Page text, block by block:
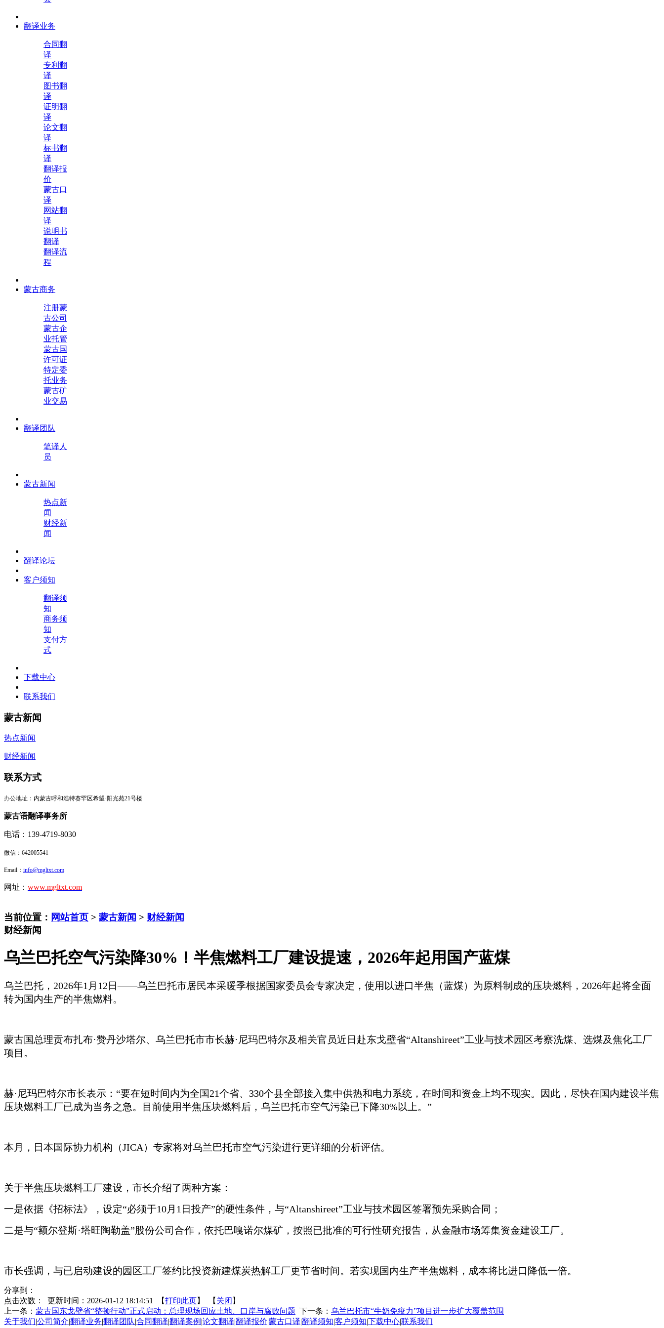
翻译业务
合同翻
译
专利翻
译
图书翻
译
证明翻
译
论文翻
译
标书翻
译
翻译报
价
蒙古口
译
网站翻
译
说明书
翻译
翻译流
程
蒙古商务
注册蒙
古公司
蒙古企
业托管
蒙古国
许可证
特定委
托业务
蒙古矿
业交易
翻译团队
笔译人
员
蒙古新闻
热点新
闻
财经新
闻
翻译论坛
客户须知
翻译须
知
商务须
知
支付方
式
下载中心
联系我们
蒙古新闻
热点新闻
财经新闻
联系方式
办公地址： 内蒙古呼和浩特赛罕区希望·阳光苑21号楼
蒙古语翻译事务所
电话：139-4719-8030
微信： 642005541
Email： info@mgltxt.com
网址： www.mgltxt.com
当前位置： 网站首页 > 蒙古新闻 > 财经新闻
财经新闻
乌兰巴托空气污染降30%！半焦燃料工厂建设提速，2026年起用国产蓝煤
乌兰巴托， 2026年1月12日——乌兰巴托市居民本采暖季根据国家委员会专家决定，使用以进口半焦（蓝煤）为原料制成的压块燃料， 2026年起将全面
转为国内生产的半焦燃料。
蒙古国总理贡布扎布·赞丹沙塔尔、乌兰巴托市市长赫·尼玛巴特尔及相关官员近日赴东戈壁省“Altanshireet”工业与技术园区考察洗煤、选煤及焦化工厂
项目。
赫·尼玛巴特尔市长表示：“要在短时间内为全国21个省、330个县全部接入集中供热和电力系统，在时间和资金上均不现实。因此，尽快在国内建设半焦
压块燃料工厂已成为当务之急。目前使用半焦压块燃料后，乌兰巴托市空气污染已下降30%以上。”
本月，日本国际协力机构（JICA）专家将对乌兰巴托市空气污染进行更详细的分析评估。
关于半焦压块燃料工厂建设，市长介绍了两种方案：
一是依据《招标法》，设定“必须于10月1日投产”的硬性条件，与“Altanshireet”工业与技术园区签署预先采购合同；
二是与“额尔登斯·塔旺陶勒盖”股份公司合作，依托巴嘎诺尔煤矿，按照已批准的可行性研究报告，从金融市场筹集资金建设工厂。
市长强调，与已启动建设的园区工厂签约比投资新建煤炭热解工厂更节省时间。若实现国内生产半焦燃料，成本将比进口降低一倍。
分享到：
点击次数：
更新时间：2026-01-12 18:14:51 【打印此页 】 【 关闭 】
上一条： 蒙古国东戈壁省“整顿行动”正式启动：总理现场回应土地、口岸与腐败问题 下一条： 乌兰巴托市“牛奶免疫力”项目进一步扩大覆盖范围
关于我们 公司简介 翻译业务 翻译团队 合同翻译 翻译案例 论文翻译 翻译报价 蒙古口译 翻译须知 客户须知 下载中心联系我们